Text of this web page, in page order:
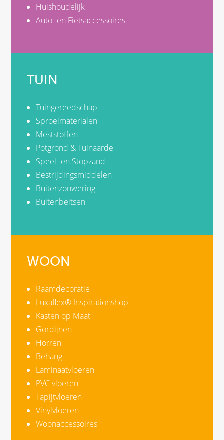
Huishoudelijk
Auto- en Fietsaccessoires
TUIN
Tuingereedschap
Sproeimaterialen
Meststoffen
Potgrond & Tuinaarde
Speel- en Stopzand
Bestrijdingsmiddelen
Buitenzonwering
Buitenbeitsen
WOON
Raamdecoratie
Luxaflex® Inspirationshop
Kasten op Maat
Gordijnen
Horren
Behang
Laminaatvloeren
PVC vloeren
Tapijtvloeren
Vinylvloeren
Woonaccessoires